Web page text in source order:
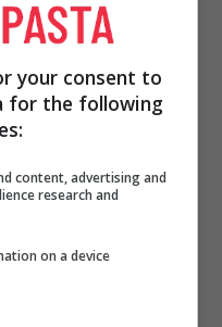
sbucciatele
pollo, mescolate e
più deciso, è
dell'acqua.
your consent to
for the following
content, advertising and
research and
on a device